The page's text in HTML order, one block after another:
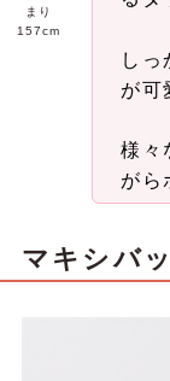
まり
157cm
しっ
が
様々
がら
マキシバ